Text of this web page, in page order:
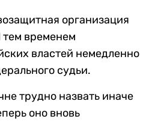
организация
временем
властей немедленно
судьи.
трудно назвать иначе
оно вновь